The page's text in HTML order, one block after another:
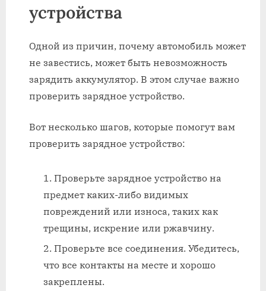
устройства
Одной из причин, почему автомобиль может
не завестись, может быть невозможность
зарядить аккумулятор. В этом случае важно
проверить зарядное устройство.
Вот несколько шагов, которые помогут вам
проверить зарядное устройство:
Проверьте зарядное устройство на
предмет каких-либо видимых
повреждений или износа, таких как
трещины, искрение или ржавчину.
Проверьте все соединения. Убедитесь,
что все контакты на месте и хорошо
закреплены.